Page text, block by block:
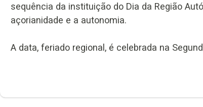
sequência da instituição do Dia da Região
açorianidade e a autonomia.
A data, feriado regional, é celebrada na